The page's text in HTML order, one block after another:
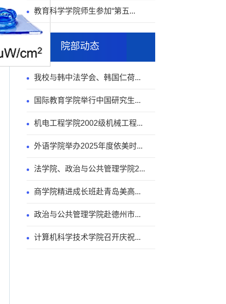
教育科学学院师生参加“第五...
院部动态
我校与韩中法学会、韩国仁荷...
国际教育学院举行中国研究生...
机电工程学院2002级机械工程...
外语学院举办2025年度依美时...
法学院、政治与公共管理学院2...
商学院精进成长班赴青岛美高...
政治与公共管理学院赴德州市...
计算机科学技术学院召开庆祝...